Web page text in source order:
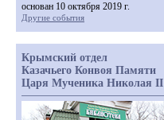
основан 10 октября 2019 г.
Другие события
Крымский отдел
Казачьего Конвоя Памяти
Царя Мученика Николая II